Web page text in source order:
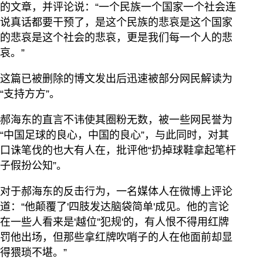
的文章，并评论说：“一个民族一个国家一个社会连
说真话都要干预了，是这个民族的悲哀是这个国家
的悲哀是这个社会的悲哀，更是我们每一个人的悲
哀。”
这篇已被删除的博文发出后迅速被部分网民解读为
“支持方方”。
郝海东的直言不讳使其圈粉无数，被一些网民誉为
“中国足球的良心，中国的良心”，与此同时，对其
口诛笔伐的也大有人在，批评他“扔掉球鞋拿起笔杆
子假扮公知”。
对于郝海东的反击行为，一名媒体人在微博上评论
道：“他颠覆了'四肢发达脑袋简单'成见。他的言论
在一些人看来是'越位''犯规'的，有人恨不得用红牌
罚他出场，但那些拿红牌吹哨子的人在他面前却显
得猥琐不堪。”